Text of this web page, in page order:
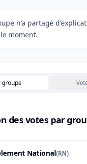
n'a partagé
moment.
groupe
des votes par
National(RN)